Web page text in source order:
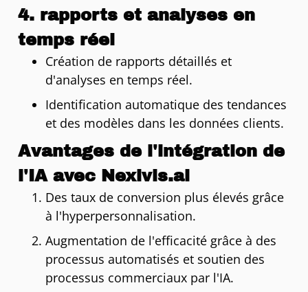
4. rapports et analyses en
temps réel
Création de rapports détaillés et
d'analyses en temps réel.
Identification automatique des tendances
et des modèles dans les données clients.
Avantages de l'intégration de
l'IA avec Nexivis.ai
Des taux de conversion plus élevés grâce
à l'hyperpersonnalisation.
Augmentation de l'efficacité grâce à des
processus automatisés et soutien des
processus commerciaux par l'IA.